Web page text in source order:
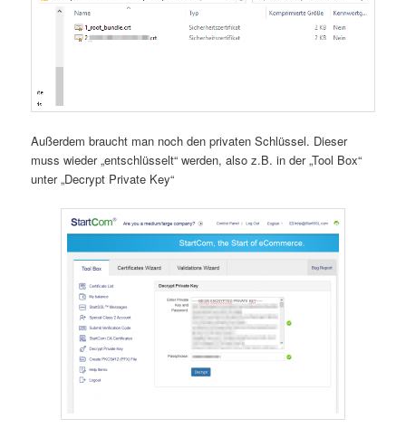
Außerdem braucht man noch den privaten Schlüssel. Dieser
muss wieder „entschlüsselt“ werden, also z.B. in der „Tool Box“
unter „Decrypt Private Key“